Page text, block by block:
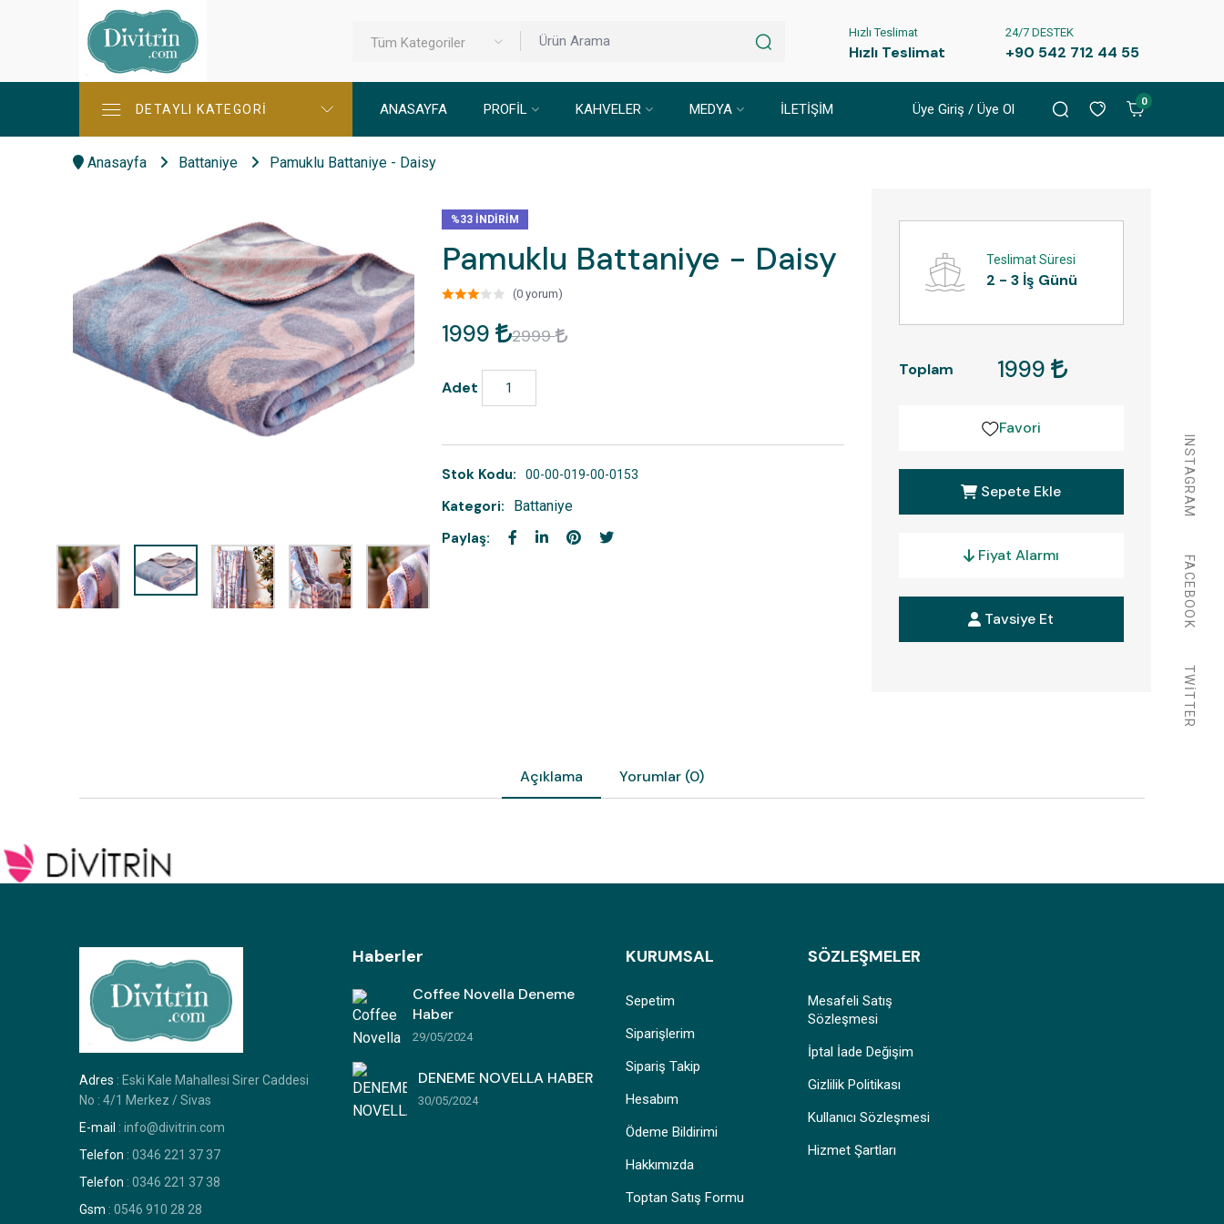
Hızlı Teslimat
Hızlı Teslimat
24/7 DESTEK
+90 542 712 44 55
Tüm Kategoriler
Üye Giriş / Üye Ol 0
DETAYLI KATEGORİ ANASAYFA PROFIL KAHVELER MEDYA İLETİŞİM
Anasayfa Battaniye Pamuklu Battaniye - Daisy
%33 INDIRIM
Pamuklu Battaniye - Daisy
(0 yorum)
1999 2999
Adet
Stok Kodu: 00-00-019-00-0153
Kategori: Battaniye
Paylaş:
INSTAGRAM
FACEBOOK
TWITTER
Teslimat Süresi
2 - 3 İş Günü
Toplam 1999
Favori
Sepete Ekle
Fiyat Alarmı
Tavsiye Et
Açıklama Yorumlar (0)
Adres : Eski Kale Mahallesi Sirer Caddesi
No : 4/1 Merkez / Sivas
E-mail : info@divitrin.com
Telefon : 0346 221 37 37
Telefon : 0346 221 37 38
Gsm : 0546 910 28 28
Haberler
Coffee Novella Deneme
Haber
29/05/2024
DENEME NOVELLA HABER
30/05/2024
KURUMSAL
Sepetim
Siparişlerim
Sipariş Takip
Hesabım
Ödeme Bildirimi
Hakkımızda
Toptan Satış Formu
SÖZLEŞMELER
Mesafeli Satış
Sözleşmesi
İptal İade Değişim
Gizlilik Politikası
Kullanıcı Sözleşmesi
Hizmet Şartları